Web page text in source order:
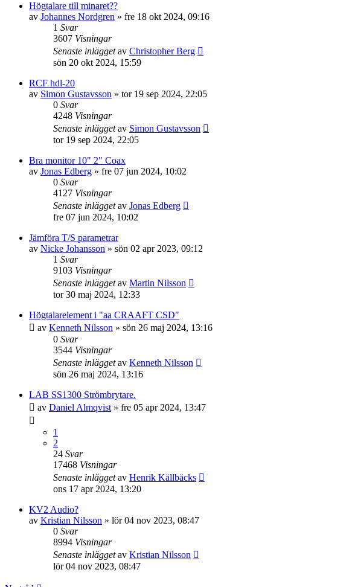
Högtalare till minaret??
av Johannes Nordgren » fre 18 okt 2024, 09:16
1 Svar
3607 Visningar
Senaste inläggetav Christopher Berg
sön 20 okt 2024, 15:59
RCF hdl-20
av Simon Gustavsson » tor 19 sep 2024, 22:05
0 Svar
4248 Visningar
Senaste inläggetav Simon Gustavsson
tor 19 sep 2024, 22:05
Bra monitor 10" 2" Coax
av Jonas Edberg » fre 07 jun 2024, 10:02
0 Svar
4127 Visningar
Senaste inläggetav Jonas Edberg
fre 07 jun 2024, 10:02
Jämföra T/S parametrar
av Nicke Johansson » sön 02 apr 2023, 09:12
1 Svar
9103 Visningar
Senaste inläggetav Martin Nilsson
tor 30 maj 2024, 12:33
Högtalarelement i "aa CRAAFT CSD"
av Kenneth Nilsson » sön 26 maj 2024, 13:16
0 Svar
3544 Visningar
Senaste inläggetav Kenneth Nilsson
sön 26 maj 2024, 13:16
LAB SS1300 Strömbrytare.
av Daniel Almqvist » fre 05 apr 2024, 13:47
1
2
24 Svar
17468 Visningar
Senaste inläggetav Henrik Källbäcks
ons 17 apr 2024, 13:20
KV2 Audio?
av Kristian Nilsson » lör 04 nov 2023, 08:47
0 Svar
8994 Visningar
Senaste inläggetav Kristian Nilsson
lör 04 nov 2023, 08:47